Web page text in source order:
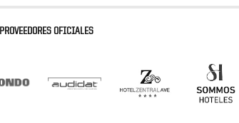
PROVEEDORES OFICIALES